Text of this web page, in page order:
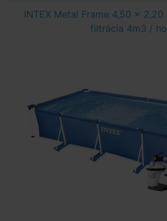
INTEX Metal Frame 4,50 x
filtrácia 4m3 /